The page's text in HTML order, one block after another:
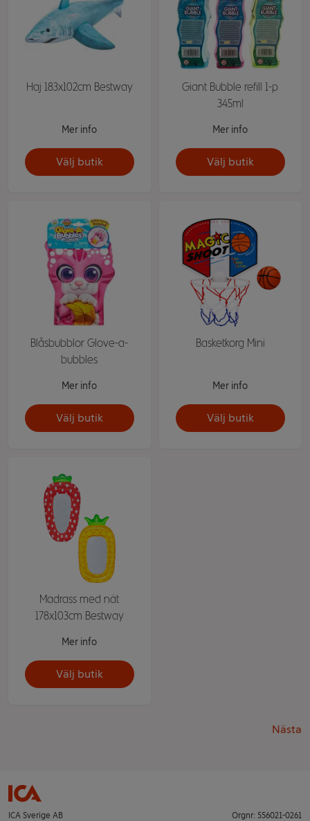
Haj 183x102cm Bestway
Mer info
Välj butik
Giant Bubble refill 1-p
345ml
Mer info
Välj butik
Blåsbubblor Glove-a-
bubbles
Mer info
Välj butik
Basketkorg Mini
Mer info
Välj butik
Madrass med nät
178x103cm Bestway
Mer info
Välj butik
Nästa
ICA Sverige AB Orgnr: 556021-0261